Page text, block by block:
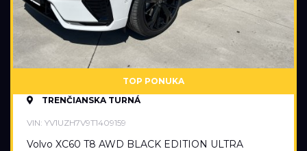
TOP PONUKA
TRENČIANSKA TURNÁ
VIN: YV1UZH7V9T1409159
Volvo XC60 T8 AWD BLACK EDITION ULTRA